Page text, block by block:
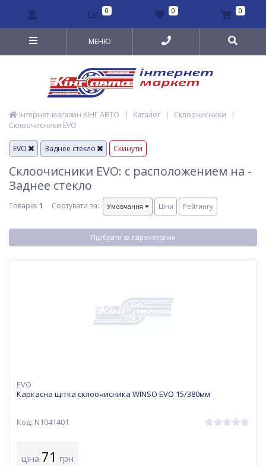
0 0 0
МЕНЮ
Інтернет-магазин КІНГ АВТО | Каталог | Склоочисники
|
Склоочисники EVO
EVO Заднее стекло Скинути
Склоочисники EVO: с расположением на -
Заднее стекло
Товарів: 1 Сортувати за: Умовчання Ціни Рейтингу
Підібрати за параметрами
EVO
Каркасна щітка склоочисника WINSO EVO 15/380мм
Код: N1041401
ціна 71 грн